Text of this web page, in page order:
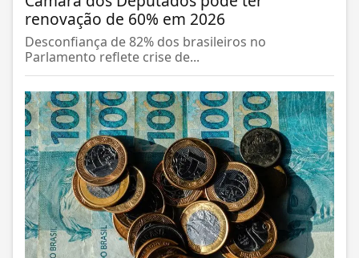
renovação de 60% em 2026
Desconfiança de 82% dos brasileiros no
Parlamento reflete crise de...